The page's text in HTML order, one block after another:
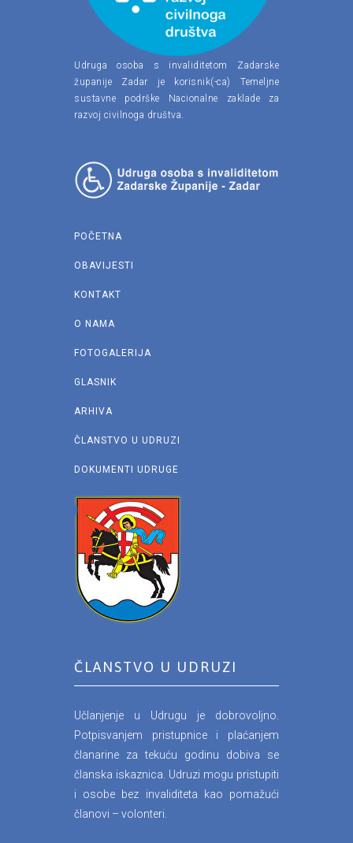
Udruga osoba s invaliditetom Zadarske
županije Zadar je korisnik(-ca) Temeljne
sustavne podrške Nacionalne zaklade za
razvoj civilnoga društva.
POČETNA
OBAVIJESTI
KONTAKT
O NAMA
FOTOGALERIJA
GLASNIK
ARHIVA
ČLANSTVO U UDRUZI
DOKUMENTI UDRUGE
ČLANSTVO U UDRUZI
Učlanjenje u Udrugu je dobrovoljno.
Potpisvanjem pristupnice i plaćanjem
članarine za tekuću godinu dobiva se
članska iskaznica. Udruzi mogu pristupiti
i osobe bez invaliditeta kao pomažući
članovi – volonteri.